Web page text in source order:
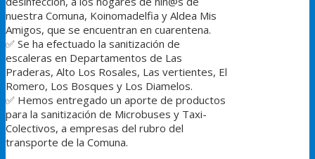
nuestra Comuna, Koinomadelfia y Aldea Mis
Amigos, que se encuentran en cuarentena.
✅ Se ha efectuado la sanitización de
escaleras en Departamentos de Las
Praderas, Alto Los Rosales, Las vertientes, El
Romero, Los Bosques y Los Diamelos.
✅ Hemos entregado un aporte de productos
para la sanitización de Microbuses y Taxi-
Colectivos, a empresas del rubro del
transporte de la Comuna.